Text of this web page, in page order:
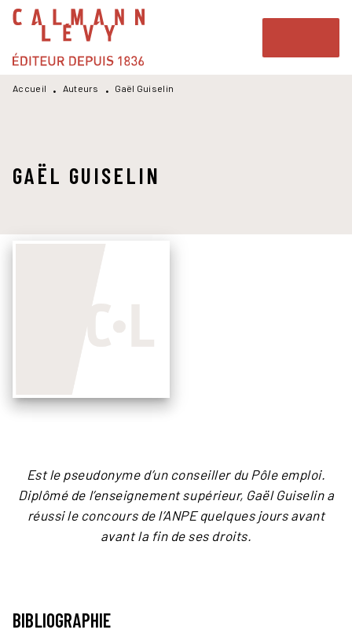
MENU RECHERCHE
PIED DE PAGE
Accueil • Auteurs • Gaël Guiselin
GAËL GUISELIN
Est le pseudonyme d’un conseiller du Pôle emploi.
Diplômé de l’enseignement supérieur, Gaël Guiselin a
réussi le concours de l’ANPE quelques jours avant
avant la fin de ses droits.
BIBLIOGRAPHIE